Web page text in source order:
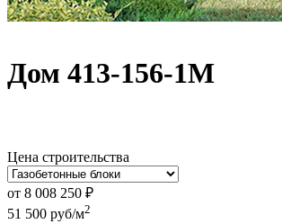
Дом 413-156-1М
Цена строительства
от 8 008 250 ₽
51 500 руб/м2